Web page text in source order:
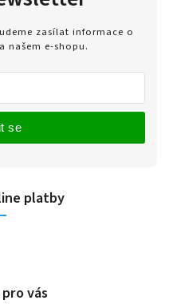
zasílat informace o
našem e-shopu.
se
platby
vás